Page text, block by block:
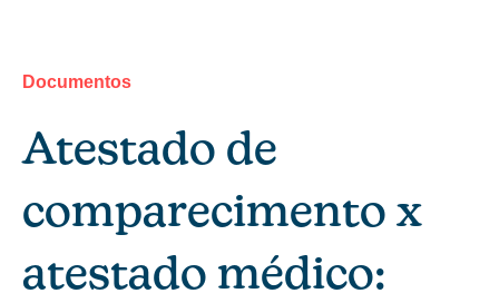
Documentos
Atestado de
comparecimento x
atestado médico: